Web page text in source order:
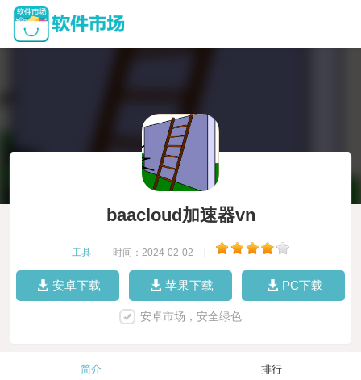
baacloud加速器vn
工具 时间：2024-02-02
安卓下载 苹果下载 PC下载
安卓市场，安全绿色
简介 排行